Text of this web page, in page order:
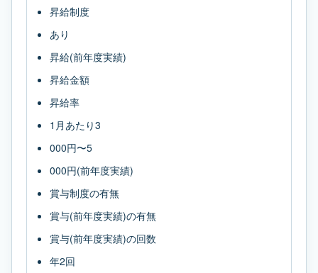
昇給制度
あり
昇給(前年度実績)
昇給金額
昇給率
1月あたり3
000円〜5
000円(前年度実績)
賞与制度の有無
賞与(前年度実績)の有無
賞与(前年度実績)の回数
年2回